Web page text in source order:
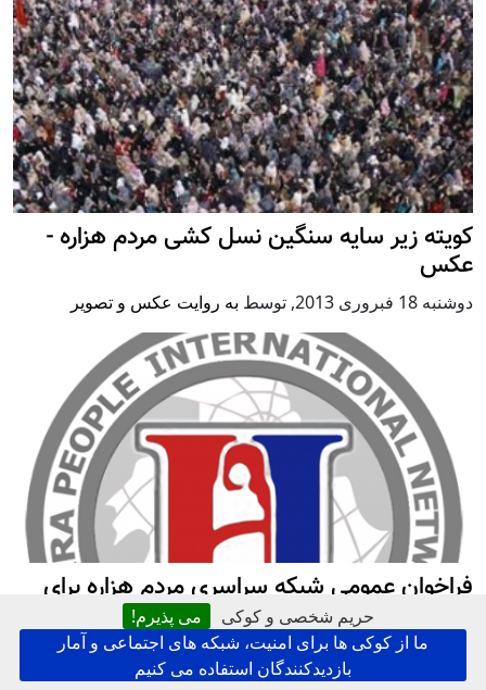
حریم شخصی و کوکی
می پذیرم!
ما از کوکی ها برای امنیت، شبکه های اجتماعی و آمار
بازدیدکنندگان استفاده می کنیم
کویته زیر سایه سنگین نسل کشی مردم هزاره -
عکس
دوشنبه 18 فبروری 2013 , توسط به روایت عکس و تصویر
فراخوان عمومی شبکه سراسری مردم هزاره برای
اعتصاب غذا در کشورهای مختلف جهان
يكشنبه 17 فبروری 2013 ,توسط هزاره اینترنشنال